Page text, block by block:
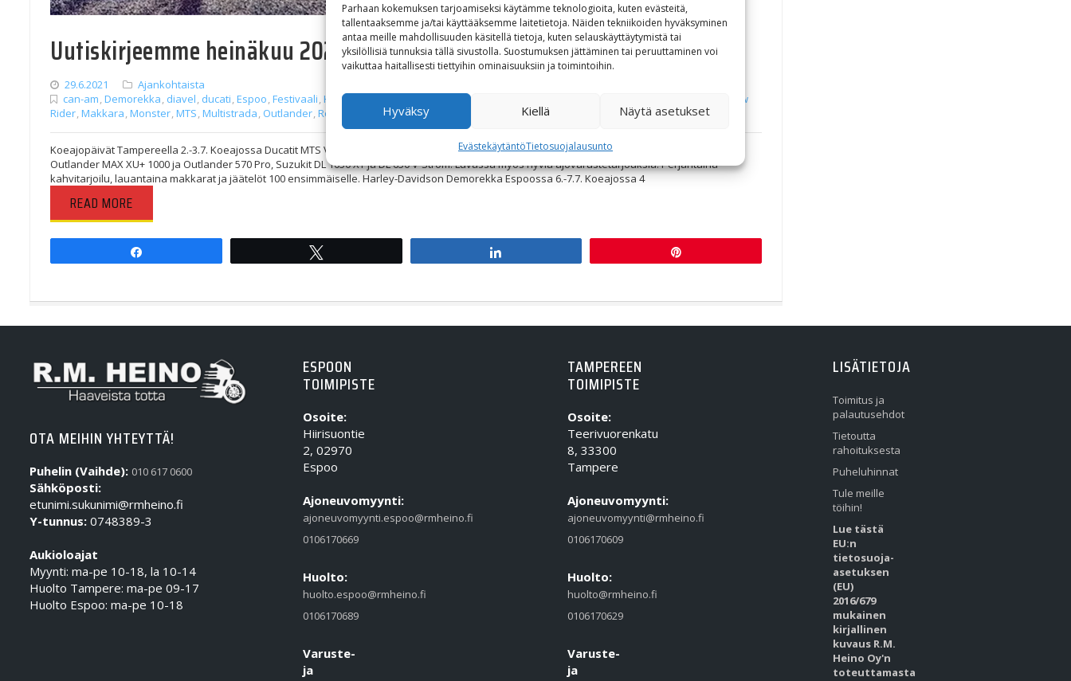
Parhaan kokemuksen tarjoamiseksi käytämme teknologioita, kuten evästeitä,
tallentaaksemme ja/tai käyttääksemme laitetietoja. Näiden tekniikoiden hyväksyminen
antaa meille mahdollisuuden käsitellä tietoja, kuten selauskäyttäytymistä tai
yksilöllisiä tunnuksia tällä sivustolla. Suostumuksen jättäminen tai peruuttaminen voi
vaikuttaa haitallisesti tiettyihin ominaisuuksiin ja toimintoihin.
Hyväksy Kiellä Näytä asetukset
EvästekäytäntöTietosuojalausunto
Uutiskirjeemme heinäkuu 2021
29.6.2021
Ajankohtaista
can-am,Demorekka, diavel, ducati,Espoo,Festivaali, Harley-Davidson Helsinki,
Low
Rider,Makkara,Monster,MTS,Multistrada, Outlander,Road King Softail,Spyder Suvilahti Tampere, Touring,V-Storm
Koeajopäivät Tampereella 2.-3.7. Koeajossa Ducatit MTS V4 S, Monster, Diavel 1260 S, Streetfighter V4, MTS 950 S, Can-Am Spyder sekä mönkijät
Outlander MAX XU+ 1000 ja Outlander 570 Pro, Suzukit DL 1050 XT ja DL 650 V-Strom. Luvassa myös hyviä ajovarustetarjouksia. Perjantaina
kahvitarjoilu, lauantaina makkarat ja jäätelöt 100 ensimmäiselle. Harley-Davidson Demorekka Espoossa 6.-7.7. Koeajossa 4
READ MORE
OTA MEIHIN YHTEYTTÄ!
Puhelin (Vaihde): 010 617 0600
Sähköposti:
etunimi.sukunimi@rmheino.fi
Y-tunnus: 0748389-3
Aukioloajat
Myynti: ma-pe 10-18, la 10-14
Huolto Tampere: ma-pe 09-17
Huolto Espoo: ma-pe 10-18
ESPOON
TOIMIPISTE
Osoite:
Hiirisuontie
2, 02970
Espoo
Ajoneuvomyynti:
ajoneuvomyynti.espoo@rmheino.fi
0106170669
Huolto:
huolto.espoo@rmheino.fi
0106170689
Varuste-
ja
TAMPEREEN
TOIMIPISTE
Osoite:
Teerivuorenkatu
8, 33300
Tampere
Ajoneuvomyynti:
ajoneuvomyynti@rmheino.fi
0106170609
Huolto:
huolto@rmheino.fi
0106170629
Varuste-
ja
LISÄTIETOJA
Toimitus ja
palautusehdot
Tietoutta
rahoituksesta
Puheluhinnat
Tule meille
töihin!
Lue tästä
EU:n
tietosuoja-
asetuksen
(EU)
2016/679
mukainen
kirjallinen
kuvaus R.M.
Heino Oy'n
toteuttamasta